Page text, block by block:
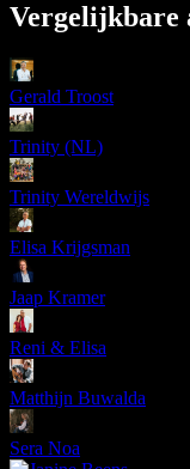
Vergelijkbare
Gerald Troost
Trinity (NL)
Trinity Wereldwijs
Elisa Krijgsman
Jaap Kramer
Reni & Elisa
Matthijn Buwalda
Sera Noa